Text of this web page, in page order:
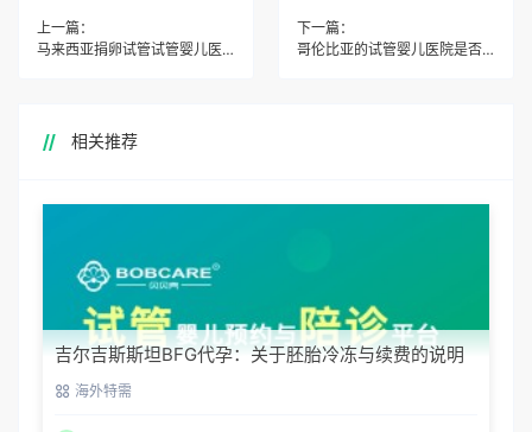
上一篇：
马来西亚捐卵试管试管婴儿医院是否提供中文服务或翻译协助？
下一篇：
哥伦比亚的试管婴儿医院是否提供关于试管婴儿技术的详细培训或指导？
相关推荐
吉尔吉斯斯坦BFG代孕：关于胚胎冷冻与续费的说明
海外特需